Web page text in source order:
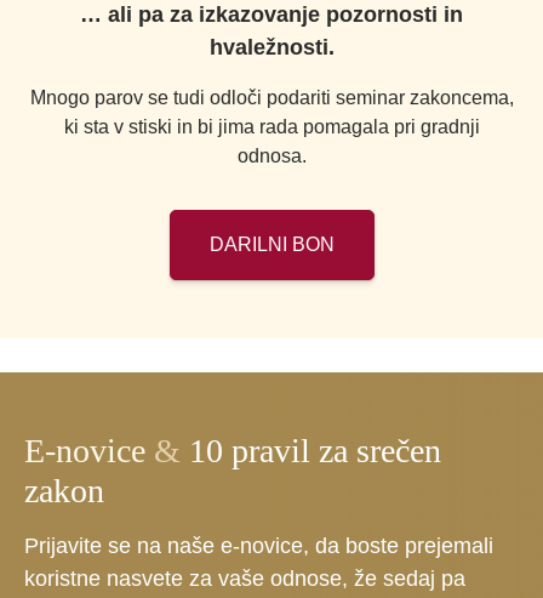
… ali pa za izkazovanje pozornosti in
hvaležnosti.
Mnogo parov se tudi odloči podariti seminar zakoncema,
ki sta v stiski in bi jima rada pomagala pri gradnji
odnosa.
DARILNI BON
E-novice & 10 pravil za srečen
zakon
Prijavite se na naše e-novice, da boste prejemali
koristne nasvete za vaše odnose, že sedaj pa